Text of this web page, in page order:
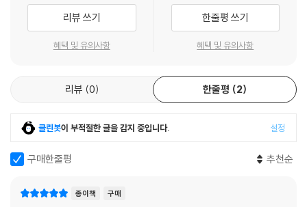
__7.4 K -최근접 이웃
____신경망 모델
____연습 문제
__8.2 회귀 모델 트리
해할 수 있는 형태로 모델을 개발하고 아직 나타나지 않은 미래의 데이터
에 대한 예측 정확성을 계측하는 과정을 말하는 것이다. 이 책에서 초점을
맞추고 있는 부분은 이런 전 과정을 말한다.
한 가이드이자, 주로 사용되고 최근 나온 강력한 모델에 대한 접근 방법을
배우고 통찰을 얻을 수 있는 장소가 되게 하고자 했다. 예측 모델링을 위해
통계 및 수학 능력이 필요하다는 것은 이미 알려져 있지만, 대부분의 경우
에 이런 기법의 수학적 기원이나 기반에 대해 말하는 대신 강점 및 약점을
분의 경우 복잡한 연산을 사용하는 것은 배제하려고 노력했지만, 일부 필
요하다면 헤이스티(Hastie) 등이 집필한 책(2008)이나 비숍(Bishop)
리뷰 쓰기
혜택 및 유의사항
한줄평 쓰기
혜택 및 유의사항
리뷰 0 한줄평 2
클린봇이 부적절한 글을 감지 중입니다. 설정
구매한줄평 추천순
종이책 구매